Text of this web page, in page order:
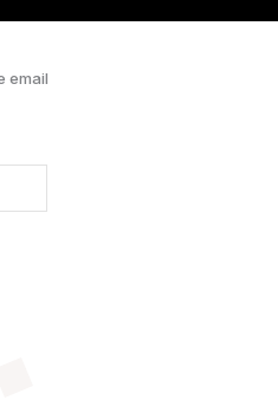
email